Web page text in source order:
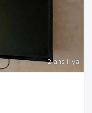
2 ans Il ya